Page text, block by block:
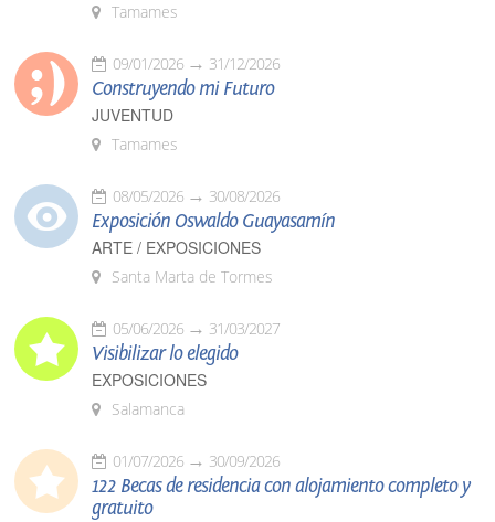
Tamames
09/01/2026 31/12/2026
Construyendo mi Futuro
JUVENTUD
Tamames
08/05/2026 30/08/2026
Exposición Oswaldo Guayasamín
ARTE / EXPOSICIONES
Santa Marta de Tormes
05/06/2026 31/03/2027
Visibilizar lo elegido
EXPOSICIONES
Salamanca
01/07/2026 30/09/2026
122 Becas de residencia con alojamiento completo y
gratuito